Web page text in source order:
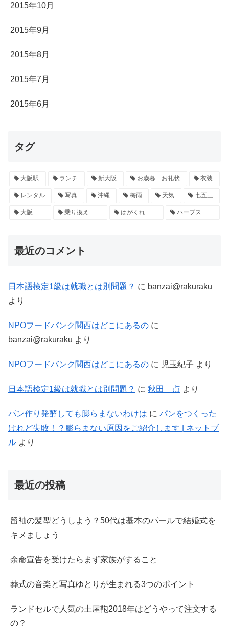
2015年10月
2015年9月
2015年8月
2015年7月
2015年6月
タグ
大阪駅 ランチ 新大阪 お歳暮 お礼状 衣装
レンタル 写真 沖縄 梅雨 天気 七五三
大阪 乗り換え はがくれ ハーブス
最近のコメント
日本語検定1級は就職とは別問題？ に banzai@rakuraku
より
NPOフードバンク関西はどこにあるの に
banzai@rakuraku より
NPOフードバンク関西はどこにあるの に 児玉紀子 より
日本語検定1級は就職とは別問題？ に 秋田 点 より
パン作り発酵しても膨らまないわけは に パンをつくった
けれど失敗！？膨らまない原因をご紹介します | ネットブ
ル より
最近の投稿
留袖の髪型どうしよう？50代は基本のパールで結婚式を
キメましょう
余命宣告を受けたらまず家族がすること
葬式の音楽と写真ゆとりが生まれる3つのポイント
ランドセルで人気の土屋鞄2018年はどうやって注文する
の？